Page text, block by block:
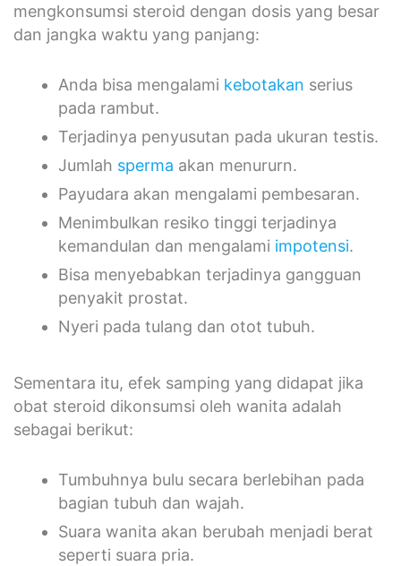
mengkonsumsi steroid dengan dosis yang besar
dan jangka waktu yang panjang:
Anda bisa mengalami kebotakan serius
pada rambut.
Terjadinya penyusutan pada ukuran testis.
Jumlah sperma akan menururn.
Payudara akan mengalami pembesaran.
Menimbulkan resiko tinggi terjadinya
kemandulan dan mengalami impotensi.
Bisa menyebabkan terjadinya gangguan
penyakit prostat.
Nyeri pada tulang dan otot tubuh.
Sementara itu, efek samping yang didapat jika
obat steroid dikonsumsi oleh wanita adalah
sebagai berikut:
Tumbuhnya bulu secara berlebihan pada
bagian tubuh dan wajah.
Suara wanita akan berubah menjadi berat
seperti suara pria.